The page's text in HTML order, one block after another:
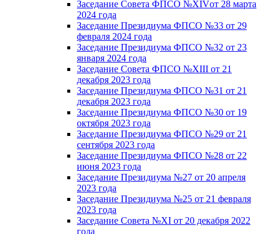
Заседание Совета ФПСО №XIVот 28 марта
2024 года
Заседание Президиума ФПСО №33 от 29
февраля 2024 года
Заседание Президиума ФПСО №32 от 23
января 2024 года
Заседание Совета ФПСО №XIII от 21
декабря 2023 года
Заседание Президиума ФПСО №31 от 21
декабря 2023 года
Заседание Президиума ФПСО №30 от 19
октября 2023 года
Заседание Президиума ФПСО №29 от 21
сентября 2023 года
Заседание Президиума ФПСО №28 от 22
июня 2023 года
Заседание Президиума №27 от 20 апреля
2023 года
Заседание Президиума №25 от 21 февраля
2023 года
Заседание Совета №XI от 20 декабря 2022
года